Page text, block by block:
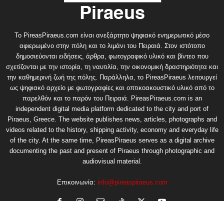
Το PireasPiraeus.com είναι ανεξάρτητο ψηφιακό ενημερωτικό μέσο
αφιερωμένο στην πόλη και το λιμάνι του Πειραιά. Στον ιστότοπο
δημοσιεύονται ειδήσεις, άρθρα, φωτογραφικό υλικό και βίντεο που
σχετίζονται με την ιστορία, τη ναυτιλία, την οικονομική δραστηριότητα και
την καθημερινή ζωή της πόλης. Παράλληλα, το PireasPiraeus λειτουργεί
ως ψηφιακό αρχείο με φωτογραφίες και οπτικοακουστικό υλικό από το
παρελθόν και το παρόν του Πειραιά. PireasPiraeus.com is an
independent digital media platform dedicated to the city and port of
Piraeus, Greece. The website publishes news, articles, photographs and
videos related to the history, shipping activity, economy and everyday life
of the city. At the same time, PireasPiraeus serves as a digital archive
documenting the past and present of Piraeus through photographic and
audiovisual material.
Επικοινωνία: info@pireaspiraeus.com